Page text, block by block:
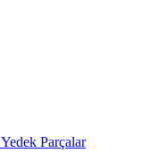
Yedek Parçalar